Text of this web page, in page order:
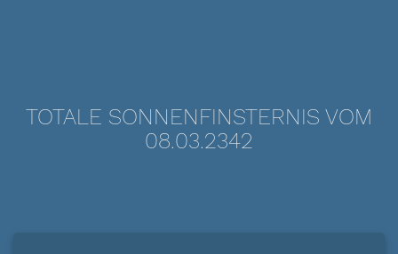
TOTALE SONNENFINSTERNIS VOM
08.03.2342